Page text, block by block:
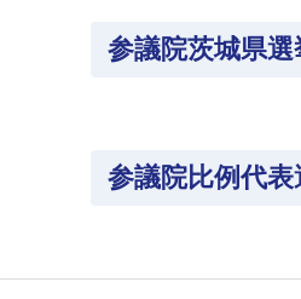
参議院茨城県
参議院比例代